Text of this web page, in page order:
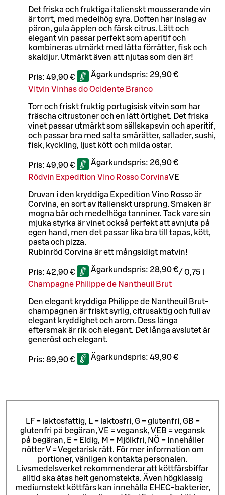
Det friska och fruktiga italienskt mousserande vin
är torrt, med medelhög syra. Doften har inslag av
päron, gula äpplen och färsk citrus. Lätt och
elegant vin passar perfekt som aperitif och
kombineras utmärkt med lätta förrätter, fisk och
skaldjur. Utmärkt även att njutas som den är!
Pris: 49,90 € Ägarkundspris: 29,90 €
Vitvin Vinhas do Ocidente Branco
Torr och friskt fruktig portugisisk vitvin som har
fräscha citrustoner och en lätt örtighet. Det friska
vinet passar utmärkt som sällskapsvin och aperitif,
och passar bra med salta smårätter, sallader, sushi,
fisk, kyckling, ljust kött och milda ostar.
Pris: 49,90 € Ägarkundspris: 26,90 €
Rödvin Expedition Vino Rosso CorvinaVE
Druvan i den kryddiga Expedition Vino Rosso är
Corvina, en sort av italienskt ursprung. Smaken är
mogna bär och medelhöga tanniner. Tack vare sin
mjuka styrka är vinet också perfekt att avnjuta på
egen hand, men det passar lika bra till tapas, kött,
pasta och pizza.
Rubinröd Corvina är ett mångsidigt matvin!
Pris: 42,90 € Ägarkundspris: 28,90 €/ 0,75 l
Champagne Philippe de Nantheuil Brut
Den elegant kryddiga Philippe de Nantheuil Brut-
champagnen är friskt syrlig, citrusaktig och full av
elegant kryddighet och arom. Dess långa
eftersmak är rik och elegant. Det långa avslutet är
generöst och elegant.
Pris: 89,90 € Ägarkundspris: 49,90 €
LF = laktosfattig, L = laktosfri, G = glutenfri, GB =
glutenfri på begäran, VE = vegansk, VEB = vegansk
på begäran, E = Eldig, M = Mjölkfri, NÖ = Innehåller
nötter V = Vegetarisk rätt. För mer information om
portioner, vänligen kontakta personalen.
Livsmedelsverket rekommenderar att köttfärsbiffar
alltid ska ätas helt genomstekta. Även högklassig
mediumstekt köttfärs kan innehålla EHEC-bakterier,